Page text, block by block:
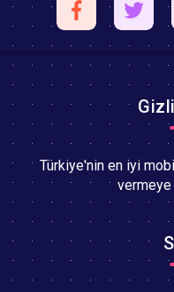
Türkiye'nin en iyi
vermeye